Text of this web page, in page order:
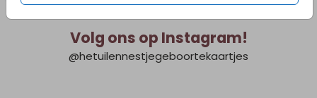
Volg ons op Instagram!
@hetuilennestjegeboortekaartjes